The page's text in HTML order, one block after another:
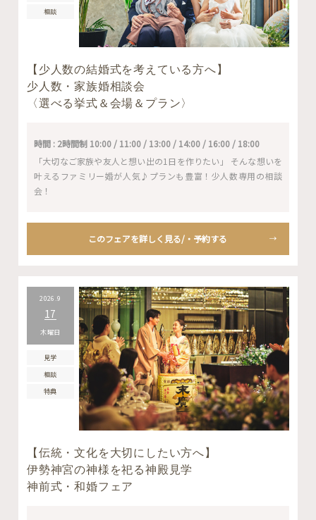
相談
【少人数の結婚式を考えている方へ】
少人数・家族婚相談会
〈選べる挙式＆会場＆プラン〉
時間 : 2時間制 10:00 / 11:00 / 13:00 / 14:00 / 16:00 / 18:00
「大切なご家族や友人と想い出の1日を作りたい」 そんな想いを
叶えるファミリー婚が人気♪プランも豊富！少人数専用の相談
会！
このフェアを詳しく見る/・予約する
2026.9
17
木曜日
見学
相談
特典
【伝統・文化を大切にしたい方へ】
伊勢神宮の神様を祀る神殿見学
神前式・和婚フェア